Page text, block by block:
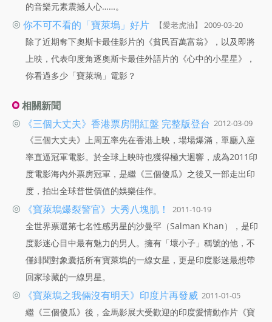
的音樂元素震撼人心……。
◎ 你不可不看的「寶萊塢」好片 【愛老虎油】 2009-03-20
除了近期奪下奧斯卡最佳影片的《貧民百萬富翁》，以及即將
上映，代表印度角逐奧斯卡最佳外語片的《心中的小星星》，
你看過多少「寶萊塢」電影？
相關新聞
◎
《三個大丈夫》香港票房開紅盤 完整版登台 2012-03-09
《三個大丈夫》上周五率先在香港上映，場場爆滿，單廳入座
率直逼冠軍電影。於全球上映時也獲得極大迴響，成為2011印
度電影海內外票房冠軍，是繼《三個傻瓜》之後又一部走出印
度，拍出全球普世價值的娛樂佳作。
◎ 《寶萊塢爆裂警官》大秀八塊肌！ 2011-10-19
全世界票選第七名性感男星的沙曼罕（Salman Khan），是印
度影迷心目中最有魅力的男人。擁有「壞小子」稱號的他，不
僅緋聞對象囊括所有寶萊塢的一線女星，更是印度影迷最想帶
回家珍藏的一線男星。
◎ 《寶萊塢之我倆沒有明天》印度片再發威 2011-01-05
繼《三個傻瓜》後，金馬影展大受歡迎的印度愛情動作片《寶